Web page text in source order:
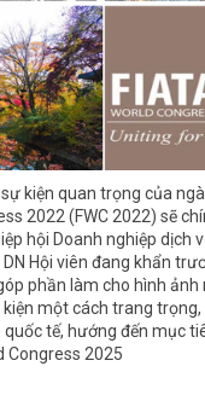
kiện quan trọng của
2022 (FWC 2022) sẽ
hội Doanh nghiệp dịch
Hội viên đang khẩn
phần làm cho hình ảnh
kiện một cách trang
tế, hướng đến mục
Congress 2025